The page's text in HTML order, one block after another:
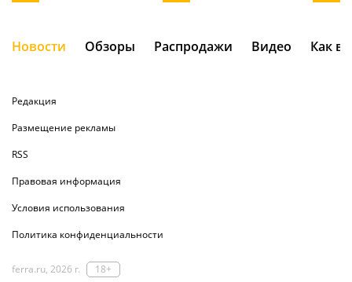
Новости Обзоры Распродажи Видео Как
Редакция
Размещение рекламы
RSS
Правовая информация
Условия использования
Политика конфиденциальности
ferra.ru, 2026 г. 18+